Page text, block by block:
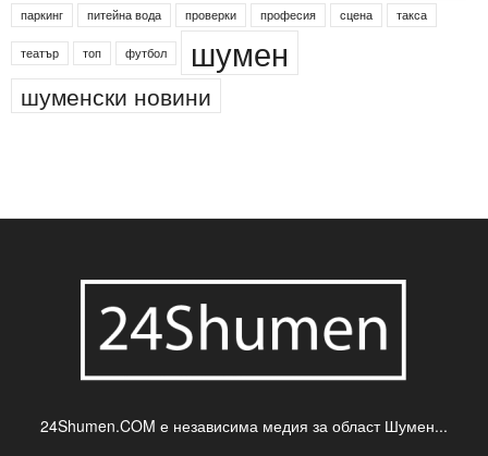
паркинг питейна вода проверки професия сцена такса
театър топ футбол шумен
шуменски новини
24Shumen.COM е независима медия за област Шумен...